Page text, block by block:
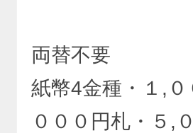
両替不要
紙幣4金種・１,
０００円札・５,